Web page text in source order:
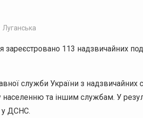
Луганська
зареєстровано 113 надзвичайних
служби України з надзвичайних
та іншим службам. У
у ДСНС.